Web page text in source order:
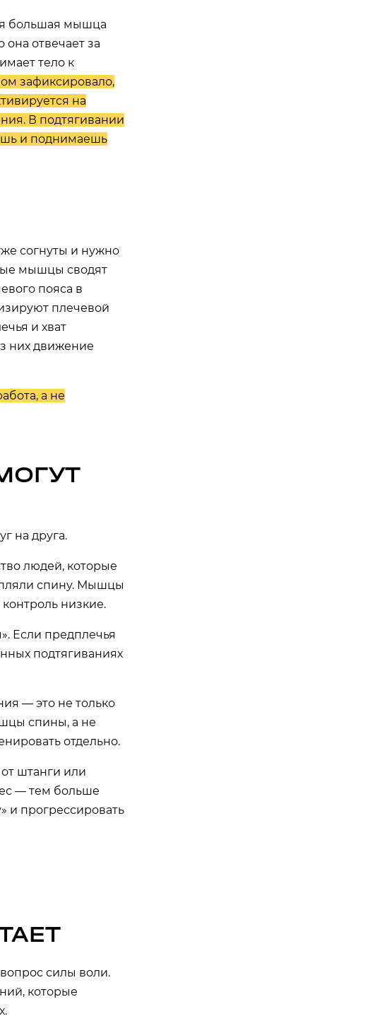
большая мышца
отвечает за
тело к
зафиксировало,
на
В подтягивании
и поднимаешь
согнуты и нужно
мышцы сводят
пояса в
плечевой
и хват
них движение
а не
на друга.
людей, которые
спину. Мышцы
низкие.
Если предплечья
подтягиваниях
— это не только
спины, а не
отдельно.
штанги или
— тем больше
и прогрессировать
силы воли.
которые